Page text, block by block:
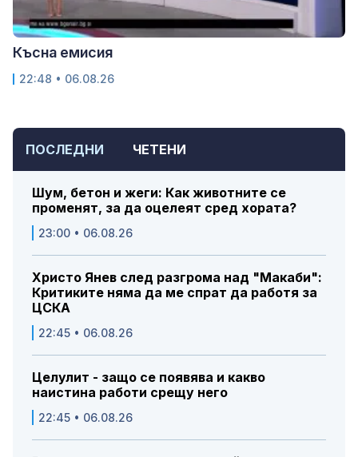
ПОСЛЕДНИ ЧЕТЕНИ
Шум, бетон и жеги: Как животните се
променят, за да оцелеят сред хората?
23:00 • 06.08.26
Христо Янев след разгрома над "Макаби":
Критиките няма да ме спрат да работя за
ЦСКА
22:45 • 06.08.26
Целулит - защо се появява и какво
наистина работи срещу него
22:45 • 06.08.26
Късна емисия
22:48 • 06.08.26